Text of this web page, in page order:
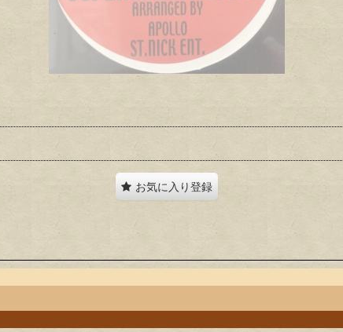
お気に入り登録